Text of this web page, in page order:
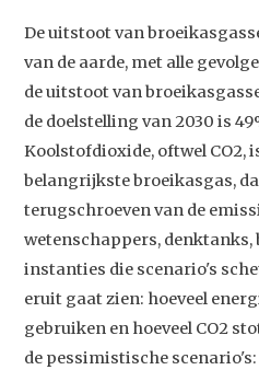
De uitstoot van
van de aarde, met alle
de uitstoot van
de doelstelling van 2030 is
Koolstofdioxide, oftwel CO2,
belangrijkste broeikasgas,
terugschroeven van de
wetenschappers, denktanks,
instanties die scenario's
eruit gaat zien: hoeveel
gebruiken en hoeveel CO2
de pessimistische